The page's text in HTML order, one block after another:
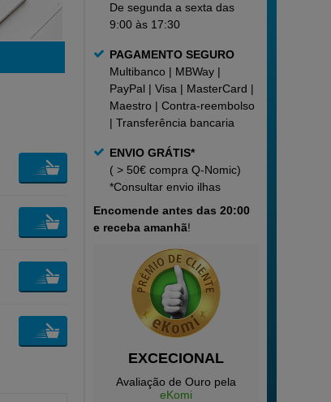
De segunda a sexta das
9:00 às 17:30
PAGAMENTO SEGURO
Multibanco | MBWay |
PayPal | Visa | MasterCard |
Maestro | Contra-reembolso
| Transferência bancaria
ENVIO GRÁTIS*
( > 50€ compra Q-Nomic)
*Consultarenvio ilhas
Encomende antes das 20:00
e receba amanhã!
EXCECIONAL
Avaliação de Ouro pela
eKomi